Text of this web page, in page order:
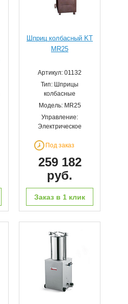
Шприц колбасный KT
MR25
Артикул: 01132
Тип: Шприцы
колбасные
Модель: MR25
Управление:
Электрическое
Под заказ
259 182
руб.
Заказ в 1 клик